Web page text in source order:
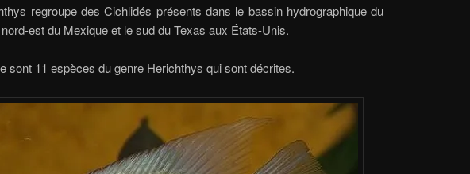
regroupe des Cichlidés présents dans le bassin hydrographique du
est du Mexique et le sud du Texas aux États-Unis.
sont 11 espèces du genre Herichthys qui sont décrites.